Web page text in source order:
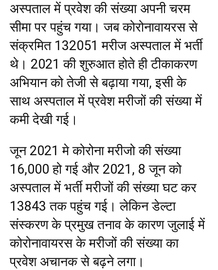
अस्पताल में प्रवेश की संख्या अपनी चरम
सीमा पर पहुंच गया। जब कोरोनावायरस से
संक्रमित 132051 मरीज अस्पताल में भर्ती
थे। 2021 की शुरुआत होते ही टीकाकरण
अभियान को तेजी से बढ़ाया गया, इसी के
साथ अस्पताल में प्रवेश मरीजों की संख्या में
कमी देखी गई।
जून 2021 मे कोरोना मरीजो की संख्या
16,000 हो गई और 2021, 8 जून को
अस्पताल में भर्ती मरीजों की संख्या घट कर
13843 तक पहुंच गई। लेकिन डेल्टा
संस्करण के प्रमुख तनाव के कारण जुलाई में
कोरोनावायरस के मरीजों की संख्या का
प्रवेश अचानक से बढ़ने लगा।